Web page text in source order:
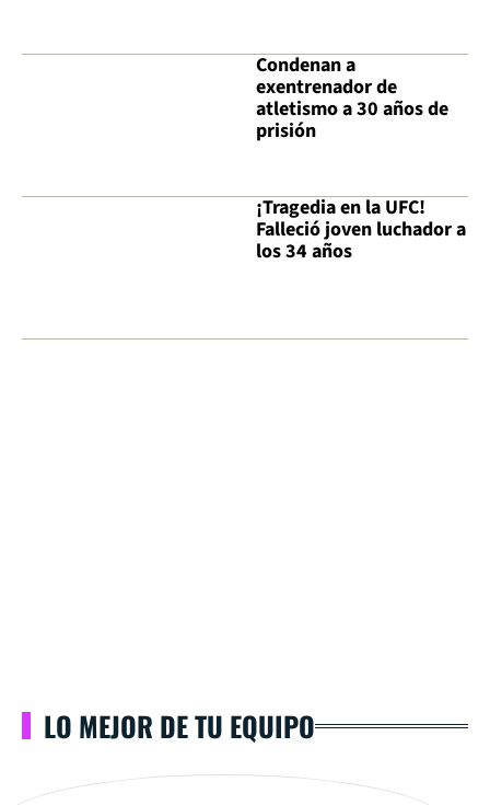
Condenan a
exentrenador de
atletismo a 30 años de
prisión
¡Tragedia en la UFC!
Falleció joven luchador a
los 34 años
LO MEJOR DE TU EQUIPO